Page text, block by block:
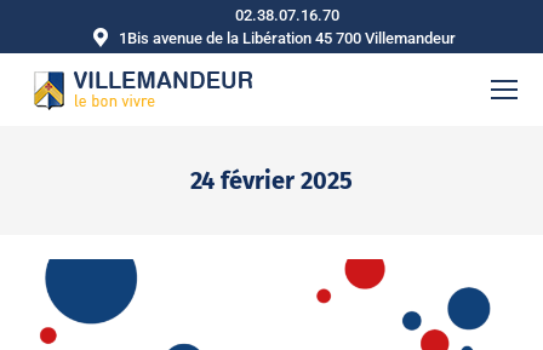
02.38.07.16.70
1Bis avenue de la Libération 45 700 Villemandeur
24 février 2025